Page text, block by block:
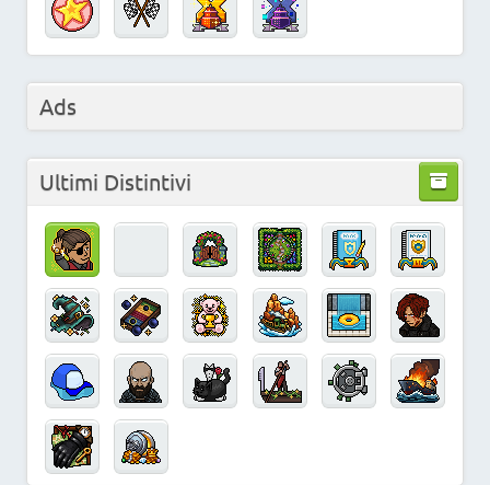
Ads
Ultimi Distintivi